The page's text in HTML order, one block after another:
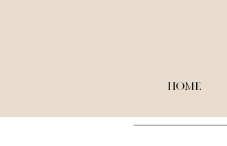
HOME